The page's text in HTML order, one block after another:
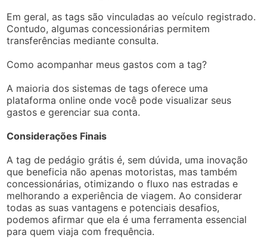
Em geral, as tags são vinculadas ao veículo registrado.
Contudo, algumas concessionárias permitem
transferências mediante consulta.
Como acompanhar meus gastos com a tag?
A maioria dos sistemas de tags oferece uma
plataforma online onde você pode visualizar seus
gastos e gerenciar sua conta.
Considerações Finais
A tag de pedágio grátis é, sem dúvida, uma inovação
que beneficia não apenas motoristas, mas também
concessionárias, otimizando o fluxo nas estradas e
melhorando a experiência de viagem. Ao considerar
todas as suas vantagens e potenciais desafios,
podemos afirmar que ela é uma ferramenta essencial
para quem viaja com frequência.